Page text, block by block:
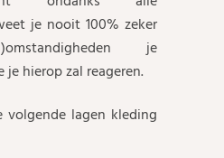
je nooit 100% zeker
je
hierop zal reageren.
lagen kleding